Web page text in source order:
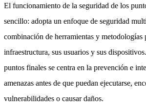
El funcionamiento de la seguridad de los
sencillo: adopta un enfoque de seguridad
combinación de herramientas y metodologías
infraestructura, sus usuarios y sus
puntos finales se centra en la prevención e
amenazas antes de que puedan ejecutarse,
vulnerabilidades o causar daños.